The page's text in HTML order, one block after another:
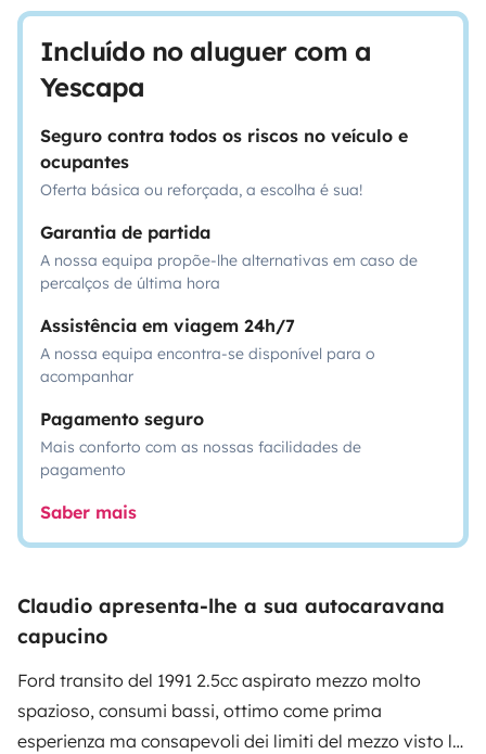
Incluído no aluguer com a
Yescapa
Seguro contra todos os riscos no veículo e
ocupantes
Oferta básica ou reforçada, a escolha é sua!
Garantia de partida
A nossa equipa propõe-lhe alternativas em caso de
percalços de última hora
Assistência em viagem 24h/7
A nossa equipa encontra-se disponível para o
acompanhar
Pagamento seguro
Mais conforto com as nossas facilidades de
pagamento
Saber mais
Claudio apresenta-lhe a sua autocaravana
capucino
Ford transito del 1991 2.5cc aspirato mezzo molto
spazioso, consumi bassi, ottimo come prima
esperienza ma consapevoli dei limiti del mezzo visto la